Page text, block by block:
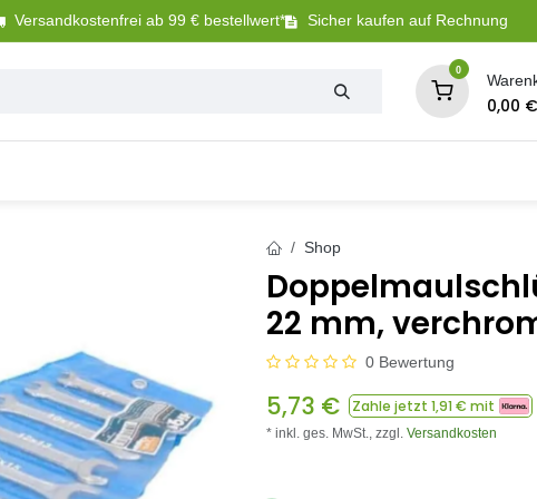
Versandkostenfrei ab 99 € bestellwert* Sicher kaufen auf Rechnung
0
0,00 €
Shop
22 mm,
0 Bewertung
5,73 € Zahle jetzt 1,91€ mit
* inkl. ges. MwSt., zzgl. Versandkosten